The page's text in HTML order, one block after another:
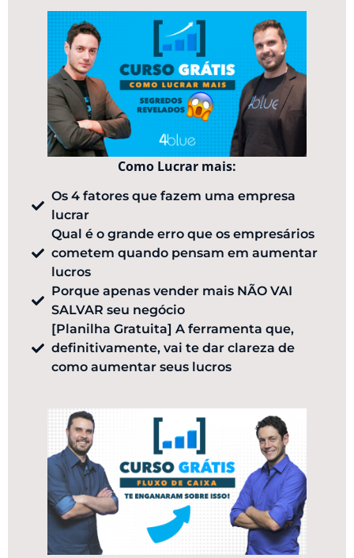
Como Lucrar mais:
Os 4 fatores que fazem uma empresa
lucrar
Qual é o grande erro que os empresários
cometem quando pensam em aumentar
lucros
Porque apenas vender mais NÃO VAI
SALVAR seu negócio
[Planilha Gratuita] ​A ferramenta que,
definitivamente, vai te dar clareza de
como aumentar seus lucros